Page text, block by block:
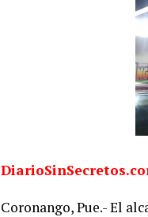
Coronango, Pue.- El